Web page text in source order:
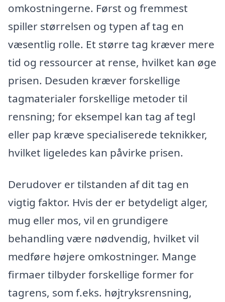
omkostningerne. Først og fremmest
spiller størrelsen og typen af tag en
væsentlig rolle. Et større tag kræver mere
tid og ressourcer at rense, hvilket kan øge
prisen. Desuden kræver forskellige
tagmaterialer forskellige metoder til
rensning; for eksempel kan tag af tegl
eller pap kræve specialiserede teknikker,
hvilket ligeledes kan påvirke prisen.
Derudover er tilstanden af dit tag en
vigtig faktor. Hvis der er betydeligt alger,
mug eller mos, vil en grundigere
behandling være nødvendig, hvilket vil
medføre højere omkostninger. Mange
firmaer tilbyder forskellige former for
tagrens, som f.eks. højtryksrensning,